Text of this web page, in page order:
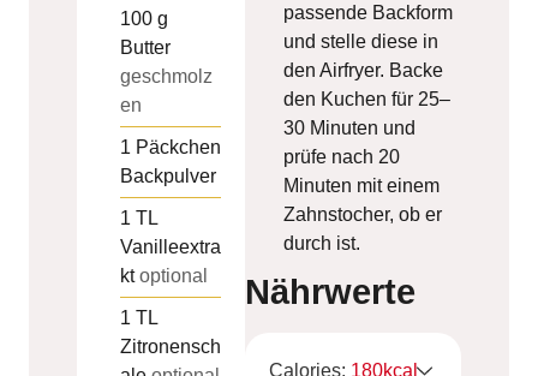
100 g
Butter
geschmolz
en
1 Päckchen
Backpulver
1 TL
Vanilleextra
kt optional
1 TL
Zitronensch
passende Backform
und stelle diese in
den Airfryer. Backe
den Kuchen für 25–
30 Minuten und
prüfe nach 20
Minuten mit einem
Zahnstocher, ob er
durch ist.
Nährwerte
Calories: 180kcal